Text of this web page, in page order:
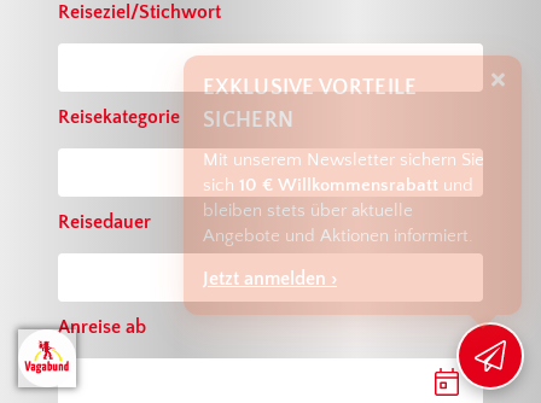
Reiseziel/Stichwort
Reisekategorie
Reisedauer
Anreise ab
EXKLUSIVE VORTEILE
SICHERN
Mit unserem Newsletter sichern Sie
sich 10 € Willkommensrabatt und
bleiben stets über aktuelle
Angebote und Aktionen informiert.
Jetzt anmelden ›